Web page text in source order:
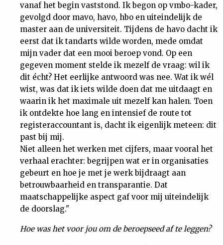
Dossiers
Nieuwsbrief
Contact
vanaf het begin vaststond. Ik begon op vmbo-kader,
gevolgd door mavo, havo, hbo en uiteindelijk de
master aan de universiteit. Tijdens de havo dacht ik
eerst dat ik tandarts wilde worden, mede omdat
mijn vader dat een mooi beroep vond. Op een
gegeven moment stelde ik mezelf de vraag: wil ik
dit écht? Het eerlijke antwoord was nee. Wat ik wél
wist, was dat ik iets wilde doen dat me uitdaagt en
waarin ik het maximale uit mezelf kan halen. Toen
ik ontdekte hoe lang en intensief de route tot
registeraccountant is, dacht ik eigenlijk meteen: dit
past bij mij.
Niet alleen het werken met cijfers, maar vooral het
verhaal erachter: begrijpen wat er in organisaties
gebeurt en hoe je met je werk bijdraagt aan
betrouwbaarheid en transparantie. Dat
maatschappelijke aspect gaf voor mij uiteindelijk
de doorslag."
Hoe was het voor jou om de beroepseed af te leggen?